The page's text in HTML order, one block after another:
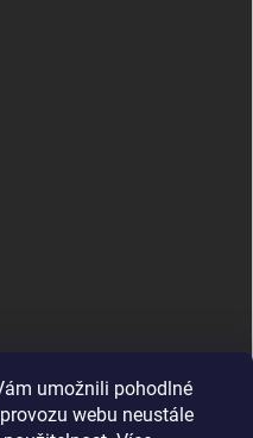
umožnili pohodlné
webu neustále